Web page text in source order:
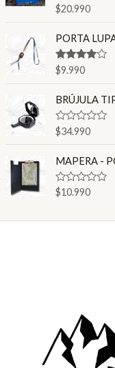
Valorado en
4.80
$20.990
PORTA
Valorado
en
$9.990
BRÚJULA
V
a
o
a
d
o
$34.990
MAPERA -
V
a
o
$10.990